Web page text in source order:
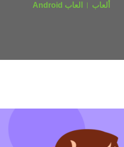
ألعاب العاب Android